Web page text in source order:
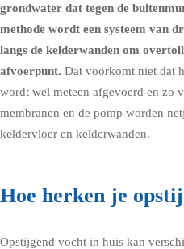
grondwater dat tegen de
methode wordt een systeem van
langs de kelderwanden om
afvoerpunt. Dat voorkomt niet dat
wordt wel meteen afgevoerd en zo
membranen en de pomp worden
keldervloer en kelderwanden.
Hoe herken je
Opstijgend vocht in huis kan